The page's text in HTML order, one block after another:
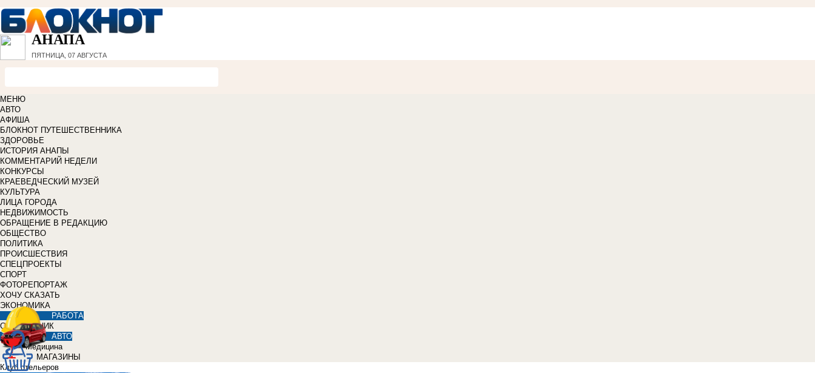
АНАПА
ПЯТНИЦА, 07 АВГУСТА
МЕНЮ
АВТО
АФИША
БЛОКНОТ ПУТЕШЕСТВЕННИКА
ЗДОРОВЬЕ
ИСТОРИЯ АНАПЫ
КОММЕНТАРИЙ НЕДЕЛИ
КОНКУРСЫ
КРАЕВЕДЧЕСКИЙ МУЗЕЙ
КУЛЬТУРА
ЛИЦА ГОРОДА
НЕДВИЖИМОСТЬ
ОБРАЩЕНИЕ В РЕДАКЦИЮ
ОБЩЕСТВО
ПОЛИТИКА
ПРОИСШЕСТВИЯ
СПЕЦПРОЕКТЫ
СПОРТ
ФОТОРЕПОРТАЖ
ХОЧУ СКАЗАТЬ
ЭКОНОМИКА
РАБОТА
СПРАВОЧНИК
АВТО
Медицина
МАГАЗИНЫ
Клуб отельеров